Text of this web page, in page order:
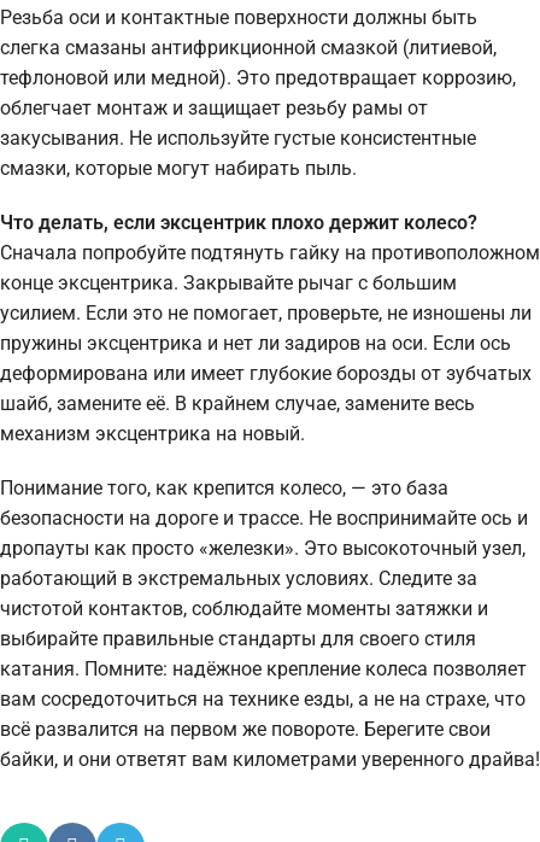
Резьба оси и контактные поверхности должны быть
слегка смазаны антифрикционной смазкой (литиевой,
тефлоновой или медной). Это предотвращает коррозию,
облегчает монтаж и защищает резьбу рамы от
закусывания. Не используйте густые консистентные
смазки, которые могут набирать пыль.
Что делать, если эксцентрик плохо держит колесо?
Сначала попробуйте подтянуть гайку на противоположном
конце эксцентрика. Закрывайте рычаг с большим
усилием. Если это не помогает, проверьте, не изношены ли
пружины эксцентрика и нет ли задиров на оси. Если ось
деформирована или имеет глубокие борозды от зубчатых
шайб, замените её. В крайнем случае, замените весь
механизм эксцентрика на новый.
Понимание того, как крепится колесо, — это база
безопасности на дороге и трассе. Не воспринимайте ось и
дропауты как просто «железки». Это высокоточный узел,
работающий в экстремальных условиях. Следите за
чистотой контактов, соблюдайте моменты затяжки и
выбирайте правильные стандарты для своего стиля
катания. Помните: надёжное крепление колеса позволяет
вам сосредоточиться на технике езды, а не на страхе, что
всё развалится на первом же повороте. Берегите свои
байки, и они ответят вам километрами уверенного драйва!